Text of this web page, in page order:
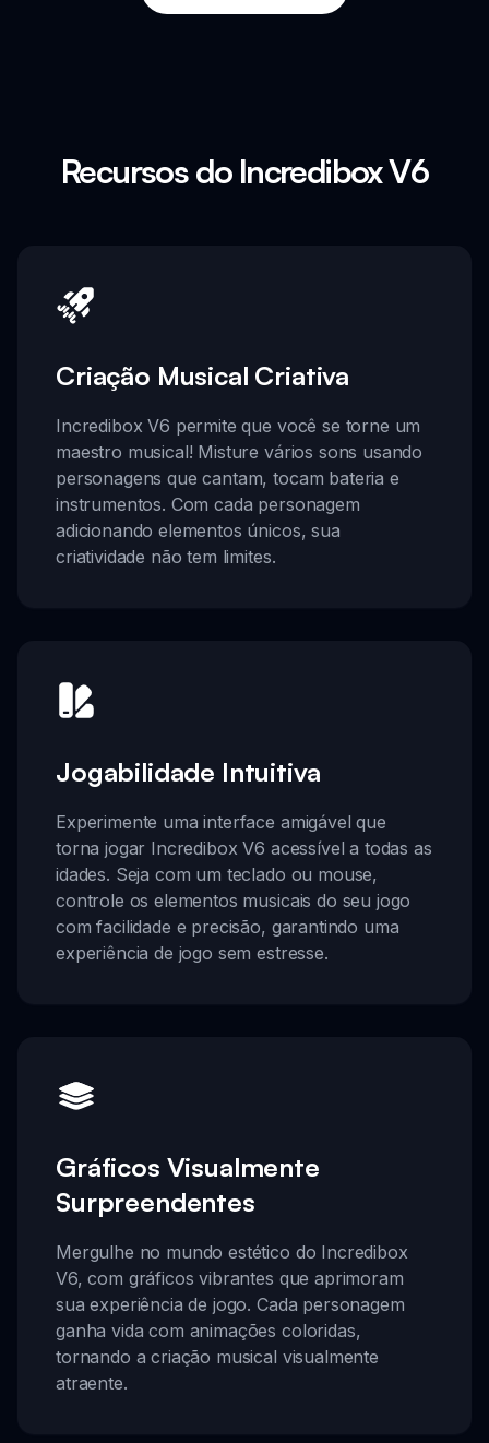
Recursos do Incredibox V6
Criação Musical Criativa
Incredibox V6 permite que você se torne um
maestro musical! Misture vários sons usando
personagens que cantam, tocam bateria e
instrumentos. Com cada personagem
adicionando elementos únicos, sua
criatividade não tem limites.
Jogabilidade Intuitiva
Experimente uma interface amigável que
torna jogar Incredibox V6 acessível a todas as
idades. Seja com um teclado ou mouse,
controle os elementos musicais do seu jogo
com facilidade e precisão, garantindo uma
experiência de jogo sem estresse.
Gráficos Visualmente
Surpreendentes
Mergulhe no mundo estético do Incredibox
V6, com gráficos vibrantes que aprimoram
sua experiência de jogo. Cada personagem
ganha vida com animações coloridas,
tornando a criação musical visualmente
atraente.